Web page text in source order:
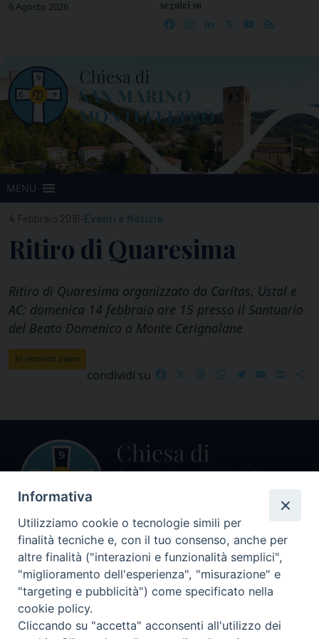
Skip6 Agosto 2026 seguici su
Facebook
Instagram
LinkedIn YouTube
MENU
4 Febbraio 2016-Eventi e Notizie
Ritiro di Quaresima
Ritiro di Quaresima organizzato da Caritas, Ustal e
AC: domenica 14 febbraio ore 15 presso il Santuario
del Beato Domenico a Monte Cerignolane
In secondo piano
condividi su FacebookThreadsWhatsApp
Telegram
EmailPrint
Centralino Curia Vescovile
0541 913711
Indirizzo
47864 PENNABILLI (RN)
Informativa
Utilizziamo cookie o tecnologie simili per
finalità tecniche e, con il tuo consenso, anche per
altre finalità ("interazioni e funzionalità semplici",
"miglioramento dell'esperienza", "misurazione" e
"targeting e pubblicità") come specificato nella
cookie policy.
Cliccando su "accetta" acconsenti all'utilizzo dei